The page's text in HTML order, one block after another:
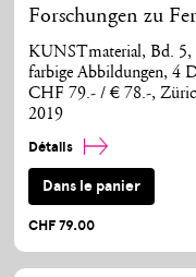
Forschungen zu
KUNSTmaterial, Bd. 5,
farbige Abbildungen, 4
CHF 79.- / € 78.-,
2019
Détails
Dans le panier
CHF 79.00